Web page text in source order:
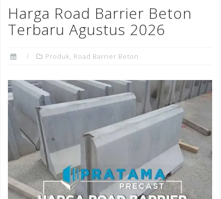
o
o
k
n st
Harga Road Barrier Beton
Terbaru Agustus 2026
Produk, Road Barrier Beton